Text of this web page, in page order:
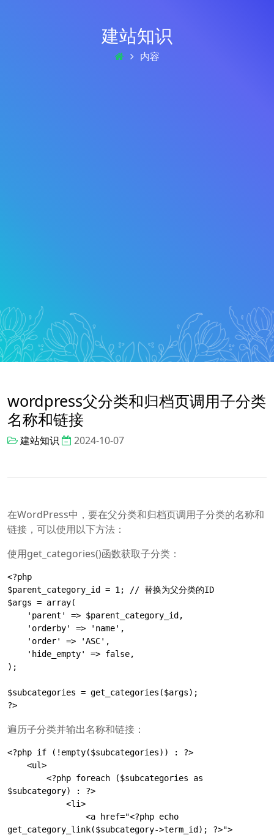
建站知识
内容
wordpress父分类和归档页调用子分类
名称和链接
建站知识 2024-10-07
在WordPress中，要在父分类和归档页调用子分类的名称和
链接，可以使用以下方法：
使用get_categories()函数获取子分类：
<?php
$parent_category_id = 1; // 替换为父分类的ID
$args = array(
);
$subcategories = get_categories($args);
?>
遍历子分类并输出名称和链接：
<?php if (!empty($subcategories)) : ?>
$subcategory) : ?>
get_category_link($subcategory->term_id); ?>">